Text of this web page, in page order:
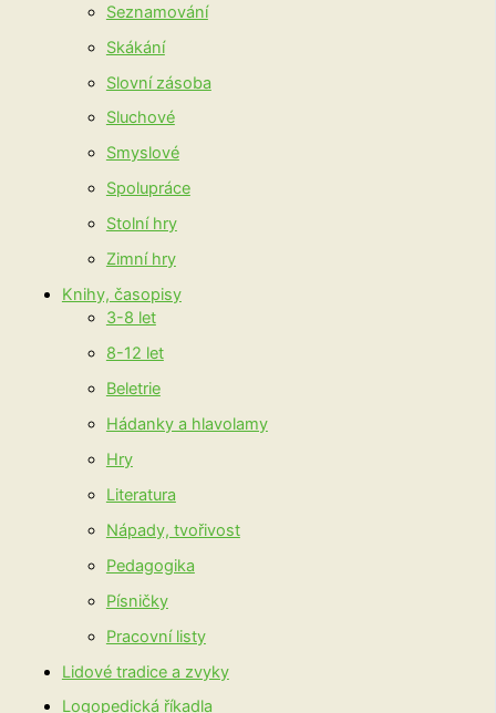
Seznamování
Skákání
Slovní zásoba
Sluchové
Smyslové
Spolupráce
Stolní hry
Zimní hry
Knihy, časopisy
3-8 let
8-12 let
Beletrie
Hádanky a hlavolamy
Hry
Literatura
Nápady, tvořivost
Pedagogika
Písničky
Pracovní listy
Lidové tradice a zvyky
Logopedická říkadla